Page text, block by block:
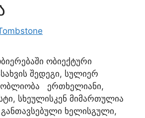
ობიექტური
შედეგი, სულიერ
ერთხელიანი,
სხეულისკენ მიმართულია
ხელისგული,